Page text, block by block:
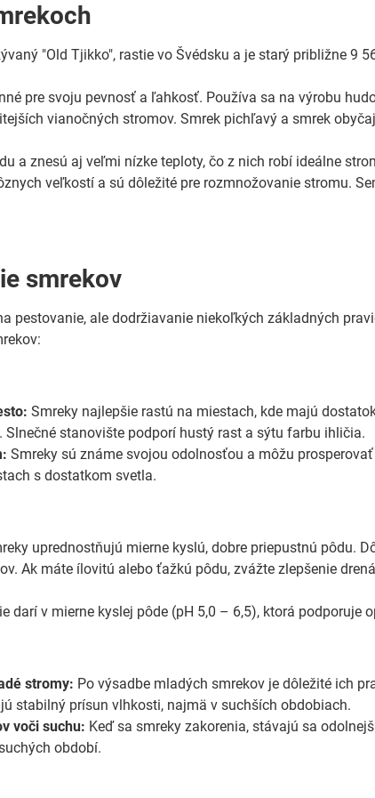
"Old Tjikko", rastie vo Švédsku a je starý približne 9
pre svoju pevnosť a ľahkosť. Používa sa na výrobu
vianočných stromov. Smrek pichľavý a smrek
a znesú aj veľmi nízke teploty, čo z nich robí ideálne
veľkostí a sú dôležité pre rozmnožovanie stromu.
smrekov
pestovanie, ale dodržiavanie niekoľkých základných
Smreky najlepšie rastú na miestach, kde majú
stanovište podporí hustý rast a sýtu farbu ihličia.
Smreky sú známe svojou odolnosťou a môžu
s dostatkom svetla.
uprednostňujú mierne kyslú, dobre priepustnú pôdu.
Ak máte ílovitú alebo ťažkú pôdu, zvážte zlepšenie
darí v mierne kyslej pôde (pH 5,0 – 6,5), ktorá podporuje
stromy: Po výsadbe mladých smrekov je dôležité ich
stabilný prísun vlhkosti, najmä v suchších obdobiach.
voči suchu: Keď sa smreky zakorenia, stávajú sa
období.